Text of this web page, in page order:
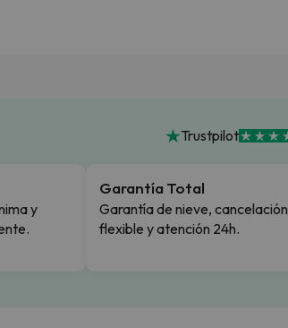
Trustpilot
y
Garantía Total
Garantía de nieve, cancelación
flexible y atención 24h.